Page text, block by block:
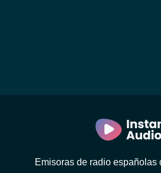
Emisoras de radio españolas